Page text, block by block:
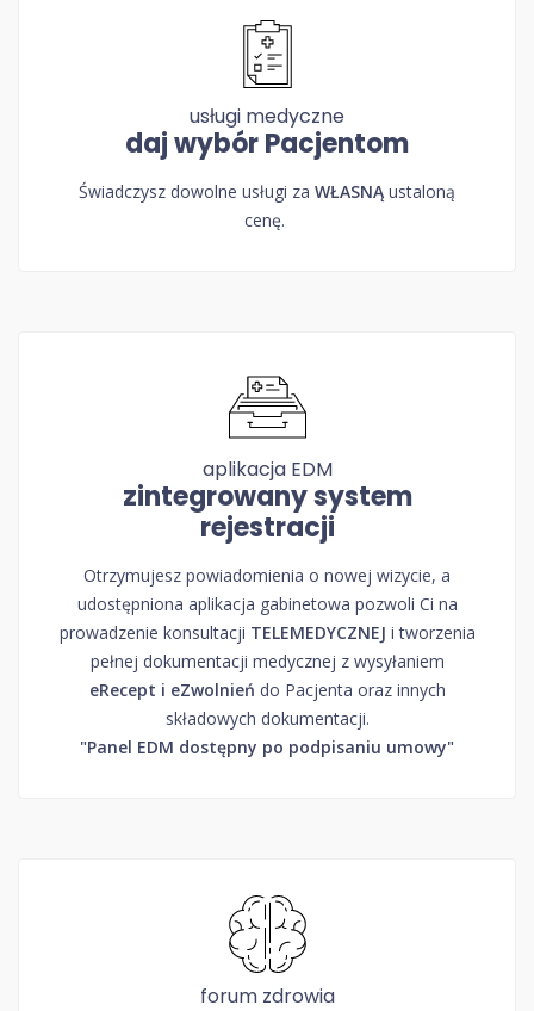
usługi medyczne
daj wybór Pacjentom
Świadczysz dowolne usługi za WŁASNĄ ustaloną
cenę.
aplikacja EDM
zintegrowany system
rejestracji
Otrzymujesz powiadomienia o nowej wizycie, a
udostępniona aplikacja gabinetowa pozwoli Ci na
prowadzenie konsultacji TELEMEDYCZNEJ i tworzenia
pełnej dokumentacji medycznej z wysyłaniem
eRecept i eZwolnień do Pacjenta oraz innych
składowych dokumentacji.
"Panel EDM dostępny po podpisaniu umowy"
forum zdrowia